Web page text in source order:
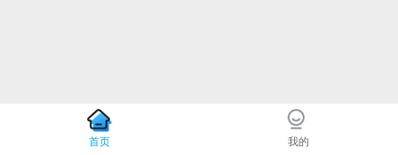
首页 我的